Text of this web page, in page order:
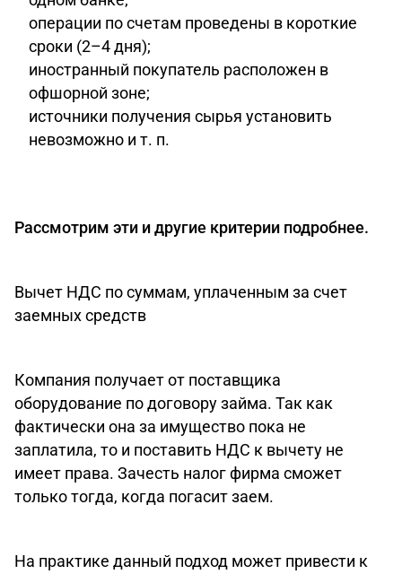
операции по счетам проведены в короткие
сроки (2–4 дня);
иностранный покупатель расположен в
офшорной зоне;
источники получения сырья установить
невозможно и т. п.
Рассмотрим эти и другие критерии подробнее.
Вычет НДС по суммам, уплаченным за счет
заемных средств
Компания получает от поставщика
оборудование по договору займа. Так как
фактически она за имущество пока не
заплатила, то и поставить НДС к вычету не
имеет права. Зачесть налог фирма сможет
только тогда, когда погасит заем.
На практике данный подход может привести к